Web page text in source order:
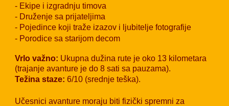
- Ekipe i izgradnju timova
- Druženje sa prijateljima
- Pojedince koji traže izazov i ljubitelje fotografije
- Porodice sa starijom decom
Vrlo važno: Ukupna dužina rute je oko 13 kilometara
(trajanje avanture je do 8 sati sa pauzama).
Težina staze:6/10 (srednje teška).
Učesnici avanture moraju biti fizički spremni za